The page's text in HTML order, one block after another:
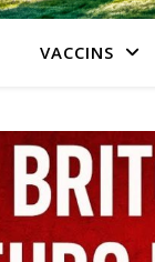
VACCINS